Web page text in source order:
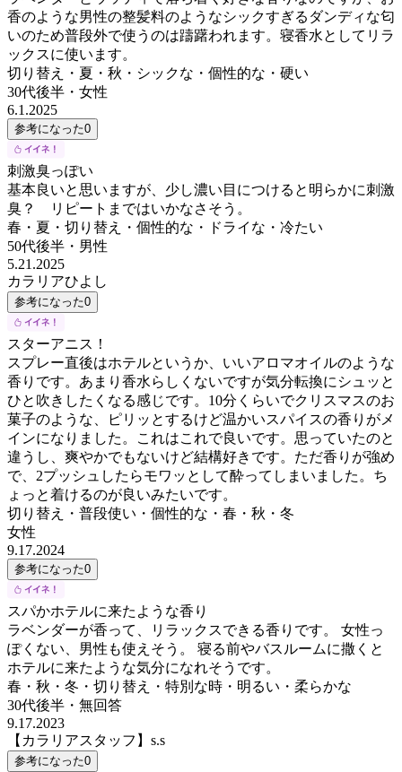
香のような男性の整髪料のようなシックすぎるダンディな匂
いのため普段外で使うのは躊躇われます。寝香水としてリラ
ックスに使います。
切り替え・夏・秋・シックな・個性的な・硬い
30代後半 ・ 女性
6.1.2025
参考になった0
刺激臭っぽい
基本良いと思いますが、少し濃い目につけると明らかに刺激
臭？ リピートまではいかなさそう。
春・夏・切り替え・個性的な・ドライな・冷たい
50代後半 ・ 男性
5.21.2025
カラリアひよし
参考になった0
スターアニス！
スプレー直後はホテルというか、いいアロマオイルのような
香りです。あまり香水らしくないですが気分転換にシュッと
ひと吹きしたくなる感じです。10分くらいでクリスマスのお
菓子のような、ピリッとするけど温かいスパイスの香りがメ
インになりました。これはこれで良いです。思っていたのと
違うし、爽やかでもないけど結構好きです。ただ香りが強め
で、2プッシュしたらモワッとして酔ってしまいました。ち
ょっと着けるのが良いみたいです。
切り替え・普段使い・個性的な・春・秋・冬
女性
9.17.2024
参考になった0
スパかホテルに来たような香り
ラベンダーが香って、リラックスできる香りです。 女性っ
ぽくない、男性も使えそう。 寝る前やバスルームに撒くと
ホテルに来たような気分になれそうです。
春・秋・冬・切り替え・特別な時・明るい・柔らかな
30代後半 ・ 無回答
9.17.2023
【カラリアスタッフ】s.s
参考になった0